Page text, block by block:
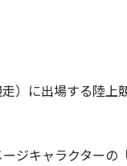
）に出場する陸上
キャラクターの